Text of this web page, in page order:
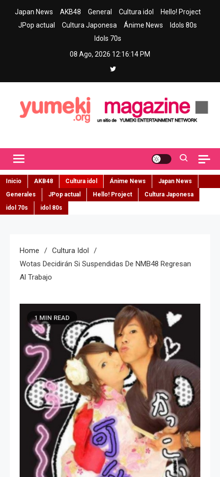
Japan News AKB48 General Cultura idol
Hello! Project
JPop actual
Cultura Japonesa Ánime News
Idols 80s
Idols 70s
08 Ago, 2026 12:16:16 PM
Inicio AKB48 Cultura idol Ánime News
Japan News
Generales
JPop actual Hello! Project
Cultura Japonesa
idol 70s
idol 80s
Home
Cultura Idol
Wotas Decidirán Si Suspendidas De NMB48 Regresan
Al Trabajo
1 MIN READ